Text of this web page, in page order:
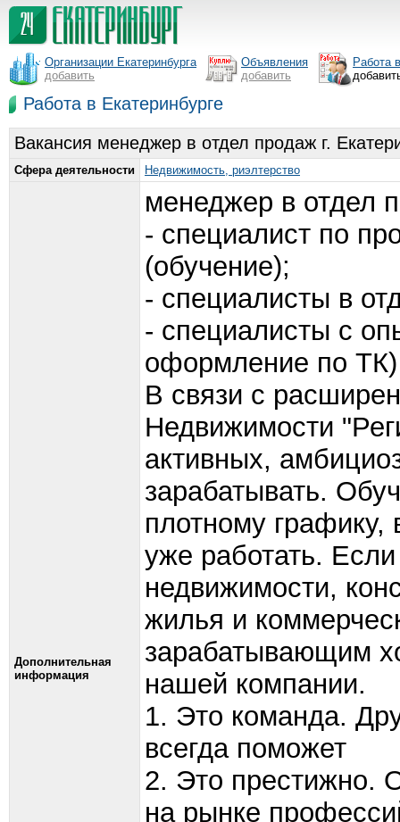
Организации Екатеринбурга
добавить
Объявления
добавить
Работа
Работа в Екатеринбурге
Вакансия менеджер в отдел продаж г.
Сфера деятельности Недвижимость, риэлтeрство
Дополнительная
информация
менеджер в отдел
- специалист по
(обучение);
- специалисты в
- специалисты с
оформление по ТК)
В связи с
Недвижимости
активных,
зарабатывать.
плотному графику,
уже работать.
недвижимости,
жилья и
зарабатывающим
нашей компании.
1. Это команда.
всегда поможет
2. Это престижно.
на рынке